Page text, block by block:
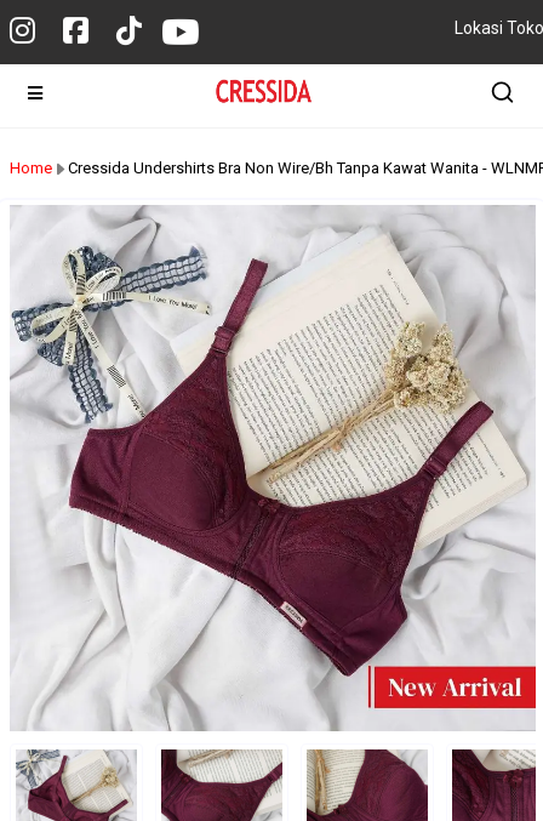
Lokasi Toko
Home Cressida Undershirts Bra Non Wire/Bh Tanpa Kawat Wanita -